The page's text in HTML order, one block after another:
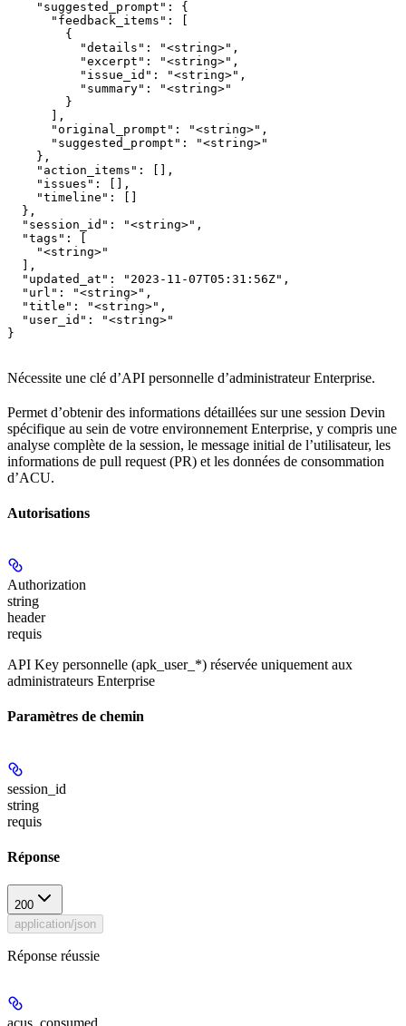
    "suggested_prompt": {
      "feedback_items": [
        {
          "details": "<string>",
          "excerpt": "<string>",
          "issue_id": "<string>",
          "summary": "<string>"
        }
      ],
      "original_prompt": "<string>",
      "suggested_prompt": "<string>"
    },
    "action_items": [],
    "issues": [],
    "timeline": []
  },
  "session_id": "<string>",
  "tags": [
    "<string>"
  ],
  "updated_at": "2023-11-07T05:31:56Z",
  "url": "<string>",
  "title": "<string>",
  "user_id": "<string>"
}
Nécessite une clé d’API personnelle d’administrateur Enterprise.
Permet d’obtenir des informations détaillées sur une session Devin
spécifique au sein de votre environnement Enterprise, y compris une
analyse complète de la session, le message initial de l’utilisateur, les
informations de pull request (PR) et les données de consommation
d’ACU.
Autorisations
Authorization
string
header
requis
API Key personnelle (apk_user_*) réservée uniquement aux
administrateurs Enterprise
Paramètres de chemin
session_id
string
requis
Réponse
200
application/json
Réponse réussie